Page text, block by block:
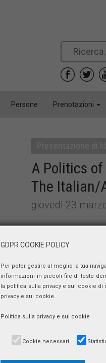
Persone Prenotazioni
A Politics
The Italian/
giovedì 23
Saluti:
Introduce e modera:
GDPR COOKIE POLICY
Per poter gestire al meglio la tua
informazioni in piccoli file di testo
la politica sulla privacy e sui cookie
privacy e sui cookie.
Politica sulla privacy e sui cookie
Cookie necessari